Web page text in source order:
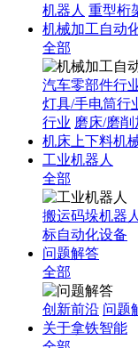
机器人 重型桁
机械加工自动
全部
汽车零部件行
灯具/手电筒行
行业 磨床/磨
机床上下料机
工业机器人
全部
搬运码垛机器人
标自动化设备
问题解答
全部
创新前沿 问题
关于拿铁智能